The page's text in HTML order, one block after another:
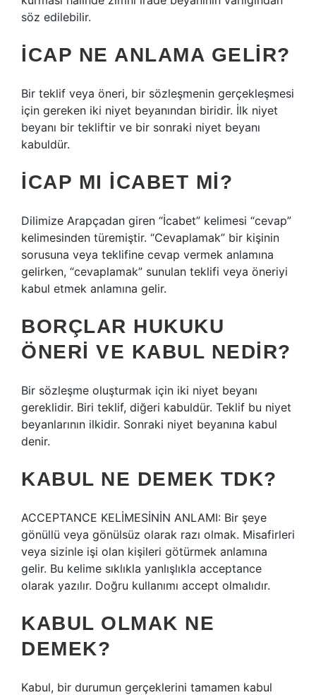
söz edilebilir.
İCAP NE ANLAMA GELIR?
Bir teklif veya öneri, bir sözleşmenin gerçekleşmesi
için gereken iki niyet beyanından biridir. İlk niyet
beyanı bir tekliftir ve bir sonraki niyet beyanı
kabuldür.
İCAP MI ICABET MI?
Dilimize Arapçadan giren “İcabet” kelimesi “cevap”
kelimesinden türemiştir. “Cevaplamak” bir kişinin
sorusuna veya teklifine cevap vermek anlamına
gelirken, “cevaplamak” sunulan teklifi veya öneriyi
kabul etmek anlamına gelir.
BORÇLAR HUKUKU
ÖNERI VE KABUL NEDIR?
Bir sözleşme oluşturmak için iki niyet beyanı
gereklidir. Biri teklif, diğeri kabuldür. Teklif bu niyet
beyanlarının ilkidir. Sonraki niyet beyanına kabul
denir.
KABUL NE DEMEK TDK?
ACCEPTANCE KELİMESİNİN ANLAMI: Bir şeye
gönüllü veya gönülsüz olarak razı olmak. Misafirleri
veya sizinle işi olan kişileri götürmek anlamına
gelir. Bu kelime sıklıkla yanlışlıkla acceptance
olarak yazılır. Doğru kullanımı accept olmalıdır.
KABUL OLMAK NE
DEMEK?
Kabul, bir durumun gerçeklerini tamamen kabul